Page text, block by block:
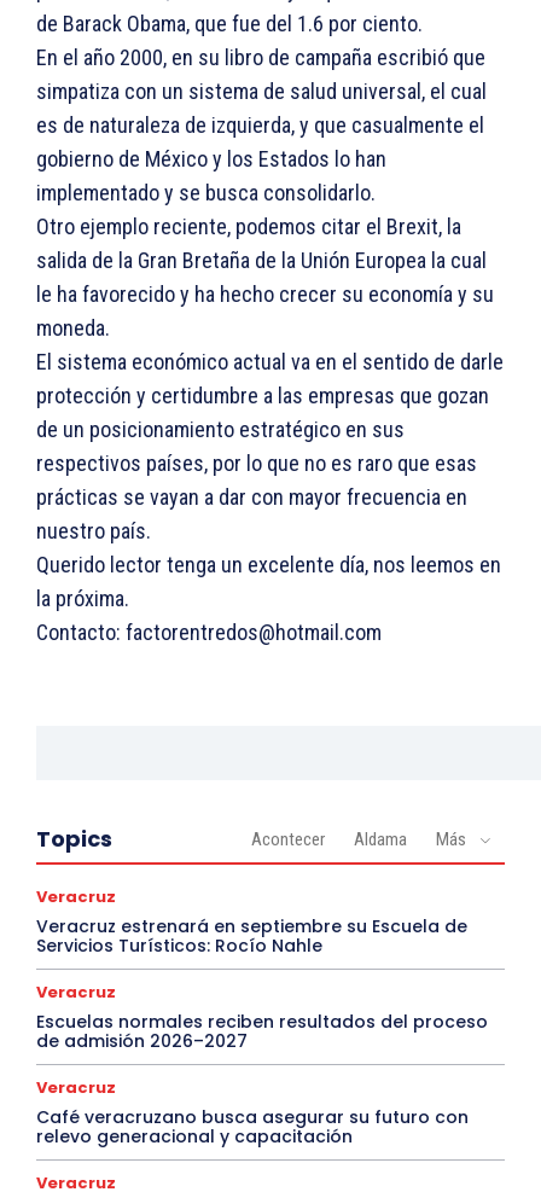
de Barack Obama, que fue del 1.6 por ciento.
En el año 2000, en su libro de campaña escribió que
simpatiza con un sistema de salud universal, el cual
es de naturaleza de izquierda, y que casualmente el
gobierno de México y los Estados lo han
implementado y se busca consolidarlo.
Otro ejemplo reciente, podemos citar el Brexit, la
salida de la Gran Bretaña de la Unión Europea la cual
le ha favorecido y ha hecho crecer su economía y su
moneda.
El sistema económico actual va en el sentido de darle
protección y certidumbre a las empresas que gozan
de un posicionamiento estratégico en sus
respectivos países, por lo que no es raro que esas
prácticas se vayan a dar con mayor frecuencia en
nuestro país.
Querido lector tenga un excelente día, nos leemos en
la próxima.
Contacto: factorentredos@hotmail.com
Topics Acontecer Aldama Más
Veracruz
Veracruz estrenará en septiembre su Escuela de
Servicios Turísticos: Rocío Nahle
Veracruz
Escuelas normales reciben resultados del proceso
de admisión 2026–2027
Veracruz
Café veracruzano busca asegurar su futuro con
relevo generacional y capacitación
Veracruz